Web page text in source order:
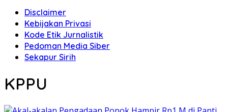
Disclaimer
Kebijakan Privasi
Kode Etik Jurnalistik
Pedoman Media Siber
Sekapur Sirih
KPPU